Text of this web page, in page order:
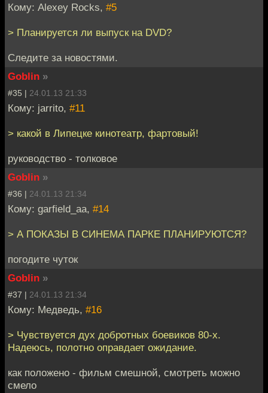
Кому: Alexey Rocks, #5
> Планируется ли выпуск на DVD?
Следите за новостями.
Goblin »
#35 | 24.01.13 21:33
Кому: jarrito, #11
> какой в Липецке кинотеатр, фартовый!
руководство - толковое
Goblin »
#36 | 24.01.13 21:34
Кому: garfield_aa, #14
> А ПОКАЗЫ В СИНЕМА ПАРКЕ ПЛАНИРУЮТСЯ?
погодите чуток
Goblin »
#37 | 24.01.13 21:34
Кому: Медведь, #16
> Чувствуется дух добротных боевиков 80-х.
Надеюсь, полотно оправдает ожидание.
как положено - фильм смешной, смотреть можно
смело